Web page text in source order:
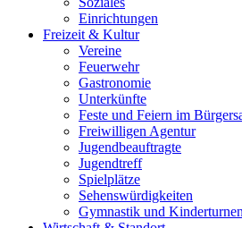
Einrichtungen
Freizeit & Kultur
Vereine
Feuerwehr
Gastronomie
Unterkünfte
Feste und Feiern im
Freiwilligen Agentur
Jugendbeauftragte
Jugendtreff
Spielplätze
Sehenswürdigkeiten
Gymnastik und Kinderturnen